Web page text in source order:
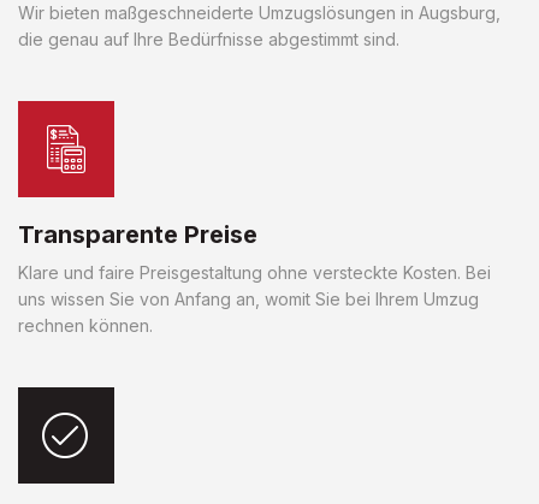
Wir bieten maßgeschneiderte Umzugslösungen in Augsburg,
die genau auf Ihre Bedürfnisse abgestimmt sind.
Transparente Preise
Klare und faire Preisgestaltung ohne versteckte Kosten. Bei
uns wissen Sie von Anfang an, womit Sie bei Ihrem Umzug
rechnen können.